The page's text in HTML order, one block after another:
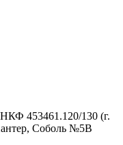
453461.120/130 (г.
Соболь №5В